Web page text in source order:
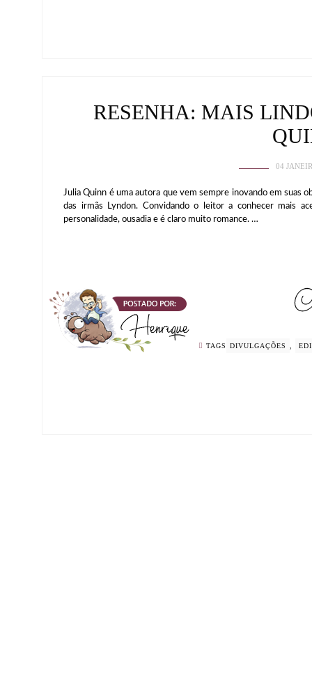
RESENHA: MAIS
04
Julia Quinn é uma autora que vem sempre inovando em suas
das irmãs Lyndon. Convidando o leitor a conhecer mais
personalidade, ousadia e é claro muito romance. …
TAGS DIVULGAÇÕES